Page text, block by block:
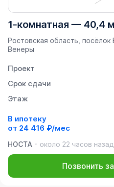
1-комнатная — 40,4
Ростовская область,
Венеры
Проект
Срок сдачи
Этаж
В ипотеку
от 24 416 ₽/мес
НОСТА
около 22 часов назад
Позвонить